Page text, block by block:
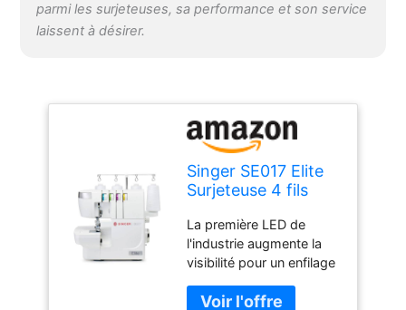
parmi les surjeteuses, sa performance et son service
laissent à désirer.
Singer SE017 Elite
Surjeteuse 4 fils
La première LED de
l'industrie augmente la
visibilité pour un enfilage
fils 2, 3 et 4 points – Les